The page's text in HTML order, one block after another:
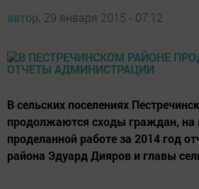
автор, 29 января 2015 - 07:12
В сельских поселениях
продолжаются сходы граждан, на
проделанной работе за 2014 год
района Эдуард Дияров и главы